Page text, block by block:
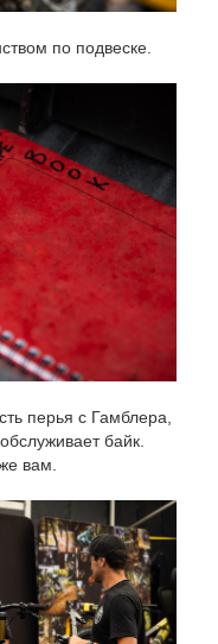
по подвеске.
перья с Гамблера,
байк.
вам.